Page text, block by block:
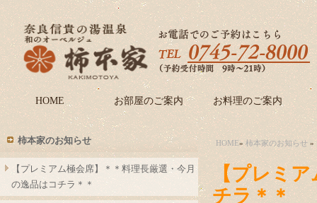
HOME お部屋のご案内 お料理のご案内
HOME»柿本家のお知らせ »
【プレミア
チラ＊＊
柿本家のお知らせ
【プレミアム極会席】＊＊料理長厳選・今月
の逸品はコチラ＊＊